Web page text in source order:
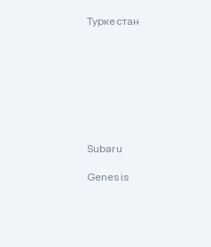
Туркестан
Subaru
Genesis